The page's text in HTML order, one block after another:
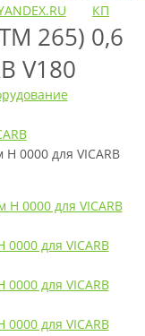
КП
265) 0,6
V180
0000 для VICARB